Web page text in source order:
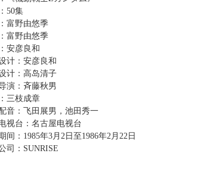
50集
作：富野由悠季
富野由悠季
安彦良和
计：安彦良和
计：高岛清子
演：斉藤秋男
三枝成章
音：飞田展男，池田秀一
电视台：名古屋电视台
间：1985年3月2日至1986年2月22日
司：SUNRISE